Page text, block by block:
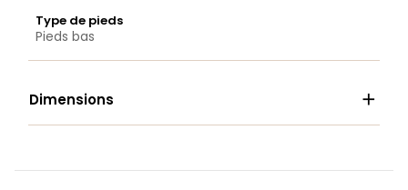
Type de pieds
Pieds bas
Dimensions 